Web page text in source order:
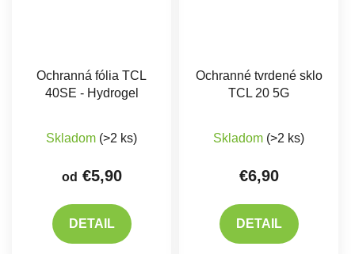
Ochranná fólia TCL
40SE - Hydrogel
Skladom (>2 ks)
od €5,90
DETAIL
Ochranné tvrdené sklo
TCL 20 5G
Skladom (>2 ks)
€6,90
DETAIL